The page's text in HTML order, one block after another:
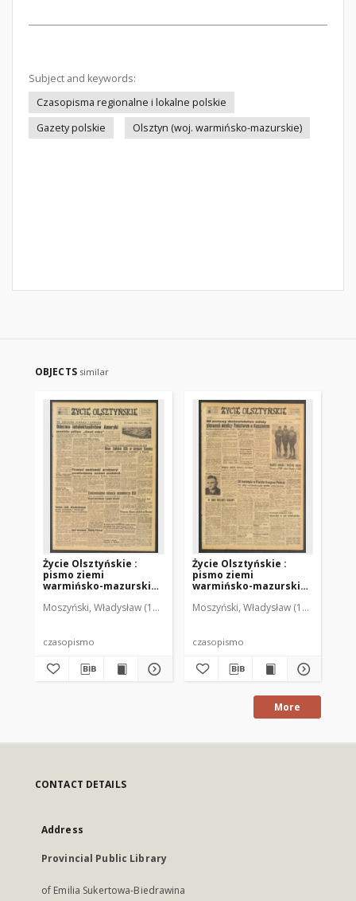
Subject and keywords:
Czasopisma regionalne i lokalne polskie
Gazety polskie
Olsztyn (woj. warmińsko-mazurskie)
OBJECTS similar
Życie Olsztyńskie :
pismo ziemi
warmińsko-mazurskiej,
Moszyński, Władysław (1922-2001). Red. Mroczkowski, Włodzimierz
czasopismo
Życie Olsztyńskie :
pismo ziemi
warmińsko-mazurskiej,
Moszyński, Władysław (1922-2001).
czasopismo
More
CONTACT DETAILS
Address
Provincial Public Library
of Emilia Sukertowa-Biedrawina